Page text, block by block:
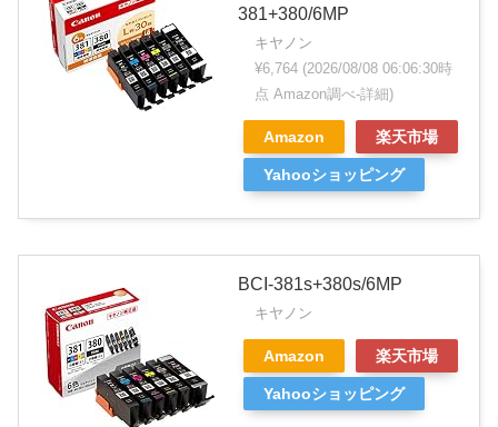
381+380/6MP
キヤノン
¥6,764 (2026/08/08 06:06:30時
点 Amazon調べ-詳細)
Amazon 楽天市場
Yahooショッピング
BCI-381s+380s/6MP
キヤノン
Amazon 楽天市場
Yahooショッピング